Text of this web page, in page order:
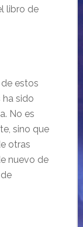
libro de
estos
sido
No es
sino que
otras
nuevo de